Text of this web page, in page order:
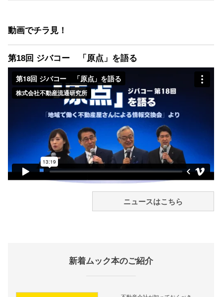
動画でチラ見！
第18回 ジバコー 「原点」を語る
ニュースはこちら
新着ムック本のご紹介